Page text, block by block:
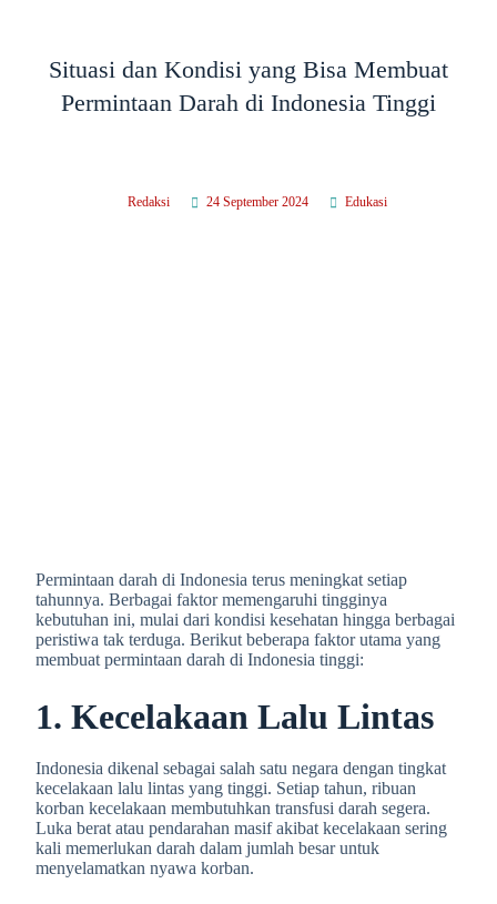
Situasi dan Kondisi yang Bisa Membuat
Permintaan Darah di Indonesia Tinggi
Redaksi 24 September 2024 Edukasi
Permintaan darah di Indonesia terus meningkat setiap
tahunnya. Berbagai faktor memengaruhi tingginya
kebutuhan ini, mulai dari kondisi kesehatan hingga berbagai
peristiwa tak terduga. Berikut beberapa faktor utama yang
membuat permintaan darah di Indonesia tinggi:
1. Kecelakaan Lalu Lintas
Indonesia dikenal sebagai salah satu negara dengan tingkat
kecelakaan lalu lintas yang tinggi. Setiap tahun, ribuan
korban kecelakaan membutuhkan transfusi darah segera.
Luka berat atau pendarahan masif akibat kecelakaan sering
kali memerlukan darah dalam jumlah besar untuk
menyelamatkan nyawa korban.